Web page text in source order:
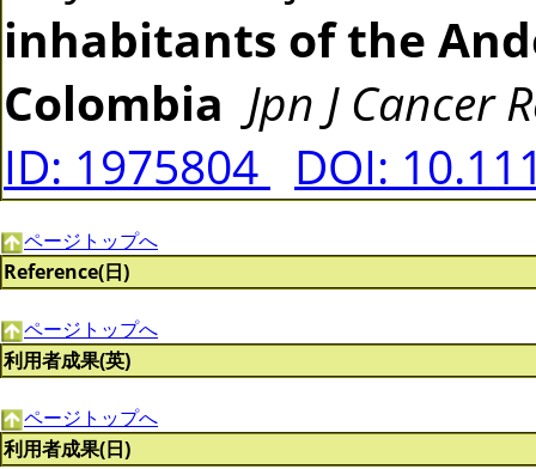
inhabitants of the
Colombia Jpn J Cancer
ID: 1975804
DOI:
ページトップへ
Reference(日)
ページトップへ
利用者成果(英)
ページトップへ
利用者成果(日)